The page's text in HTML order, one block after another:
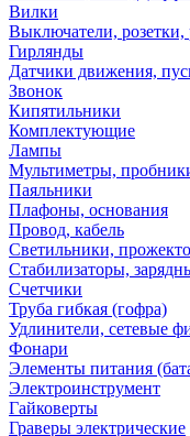
Вилки
Выключатели, розетки,
Гирлянды
Датчики движения,
Звонок
Кипятильники
Комплектующие
Лампы
Мультиметры,
Паяльники
Плафоны, основания
Провод, кабель
Светильники,
Стабилизаторы,
Счетчики
Труба гибкая (гофра)
Удлинители, сетевые
Фонари
Элементы питания
Электроинструмент
Гайковерты
Граверы электрические